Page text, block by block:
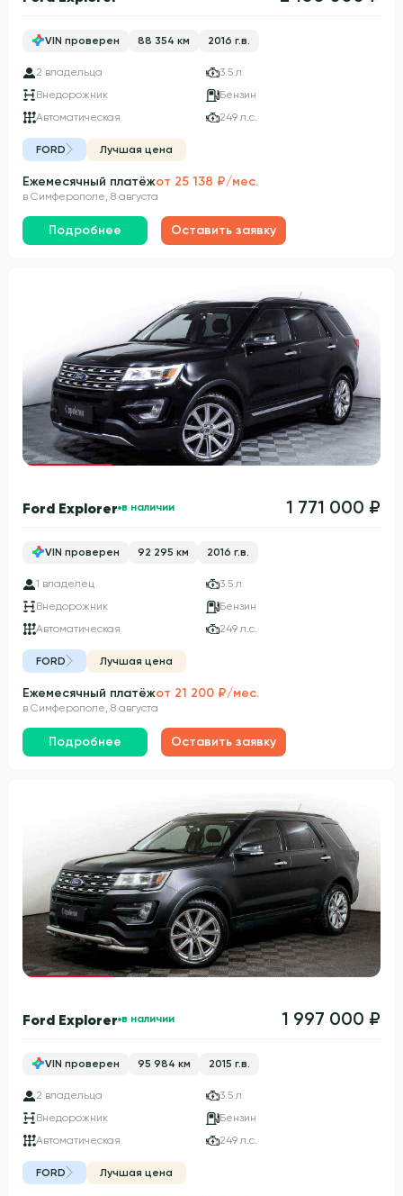
VIN проверен 88 354 км 2016 г.в.
2 владельца
3.5 л.
Внедорожник
Бензин
Автоматическая
249 л.с.
FORD Лучшая цена
Ежемесячный платёжот 25 138 ₽/мес.
в Симферополе, 8 августа
Подробнее Оставить заявку
Гарантия 3 года
Ford Explorer в наличии 1 771 000 ₽
VIN проверен 92 295 км 2016 г.в.
1 владелец
3.5 л.
Внедорожник
Бензин
Автоматическая
249 л.с.
FORD Лучшая цена
Ежемесячный платёжот 21 200 ₽/мес.
в Симферополе, 8 августа
Подробнее Оставить заявку
Гарантия 3 года
Ford Explorer в наличии 1 997 000 ₽
VIN проверен 95 984 км 2015 г.в.
2 владельца
3.5 л.
Внедорожник
Бензин
Автоматическая
249 л.с.
FORD Лучшая цена